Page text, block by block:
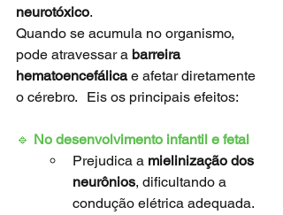
neurotóxico.
Quando se acumula no organismo,
pode atravessar a barreira
hematoencefálica e afetar diretamente
o cérebro. 	Eis os principais efeitos:
🔹 No desenvolvimento infantil e fetal
Prejudica a mielinização dos
neurônios, dificultando a
condução elétrica adequada.